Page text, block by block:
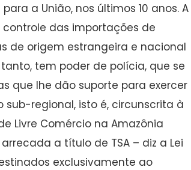
a União, nos últimos 10 anos. A
das importações de
de origem estrangeira e nacional
tem poder de polícia, que se
que lhe dão suporte para exercer
regional, isto é, circunscrita à
Livre Comércio na Amazônia
a título de TSA – diz a Lei
exclusivamente ao